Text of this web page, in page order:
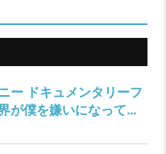
ー ドキュメンタリーフ
が僕を嫌いになって
会およびトークイベン